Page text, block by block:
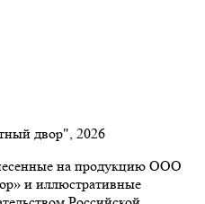
двор", 2026
на продукцию ООО
и иллюстративные